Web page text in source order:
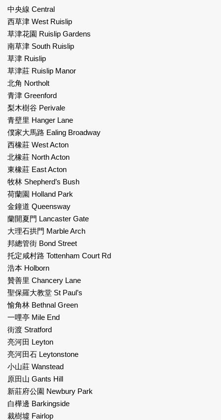
中央線 Central
西草津 West Ruislip
草津花園 Ruislip Gardens
南草津 South Ruislip
草津 Ruislip
草津莊 Ruislip Manor
北角 Northolt
青津 Greenford
梨木樹谷 Perivale
青壁里 Hanger Lane
僕家大馬路 Ealing Broadway
西橡莊 West Acton
北橡莊 North Acton
東橡莊 East Acton
牧林 Shepherd’s Bush
荷蘭園 Holland Park
金鐘道 Queensway
蘭開夏門 Lancaster Gate
大理石拱門 Marble Arch
邦總管街 Bond Street
托定咸村路 Tottenham Court Rd
浩本 Holborn
贊善里 Chancery Lane
聖保羅大教堂 St Paul’s
愉角林 Bethnal Green
一哩亭 Mile End
街渡 Stratford
亮河田 Leyton
亮河田石 Leytonstone
小山莊 Wanstead
原田山 Gants Hill
新莊府公園 Newbury Park
白樺邊 Barkingside
裁樹墟 Fairlop